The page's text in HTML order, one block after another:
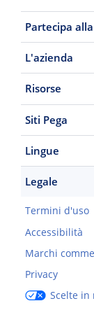
Partecipa
L'azienda
Risorse
Siti Pega
Lingue
Legale
Termini d'uso
Accessibilità
Marchi
Privacy
Scelte in